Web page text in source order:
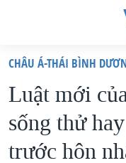
truy
cập
Tới
nội
VIỆT NAM
HOA KỲ
BIỂN ĐÔNG
CHÂU Á-THÁI BÌNH
Luật mới
sống thử
trước hôn